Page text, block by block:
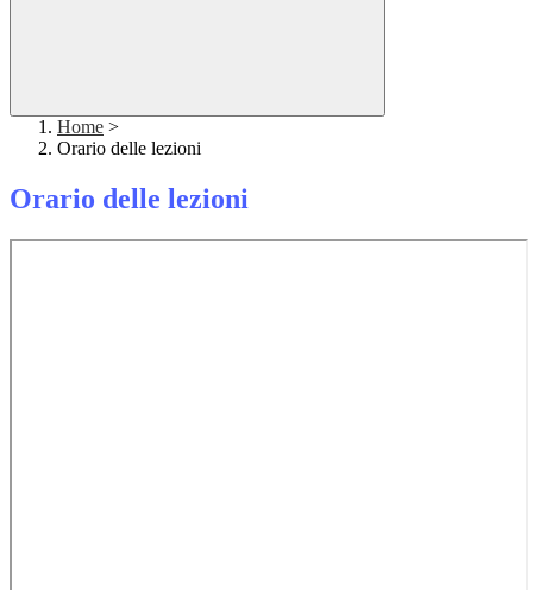
Home >
Orario delle lezioni
Orario delle lezioni